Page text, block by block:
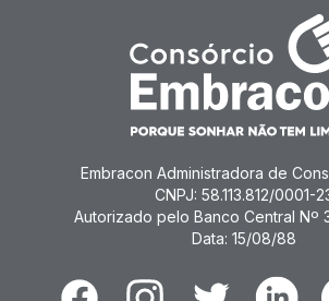
Embracon Administradora de
CNPJ: 58.113.812/0001-
Autorizado pelo Banco Central Nº
Data: 15/08/88
FacebookInstagramTwitter Linkedin